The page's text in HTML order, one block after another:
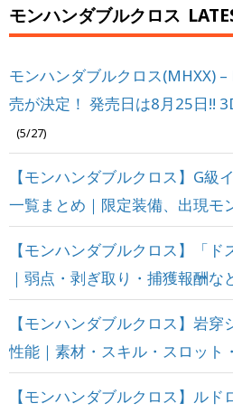
モンハンダブルクロス
モンハンダブルクロス(MHXX)
売が決定！ 発売日は8月25日!!
(5/27)
【モンハンダブルクロス】G級
一覧まとめ｜限定装備、出現モ
【モンハンダブルクロス】「
｜弱点・剥ぎ取り・捕獲報酬な
【モンハンダブルクロス】岩
性能｜素材・スキル・スロット
【モンハンダブルクロス】ルド